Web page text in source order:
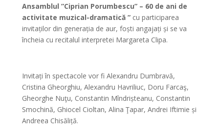
Ansamblul ”Ciprian Porumbescu” – 60 de ani de
activitate muzical-dramatică ”cu participarea
invitaților din generația de aur, foști angajați și se va
încheia cu recitalul interpretei Margareta Clipa.
Invitați în spectacole vor fi Alexandru Dumbravă,
Cristina Gheorghiu, Alexandru Havriliuc, Doru Farcaş,
Gheorghe Nuţu, Constantin Mîndrișteanu, Constantin
Smochină, Ghiocel Cioltan, Alina Ţapar, Andrei Iftimie și
Andreea Chisăliță.